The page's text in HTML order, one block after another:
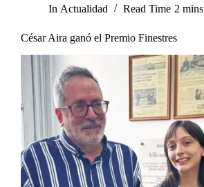
In Actualidad Read Time 2 mins
César Aira ganó el Premio Finestres